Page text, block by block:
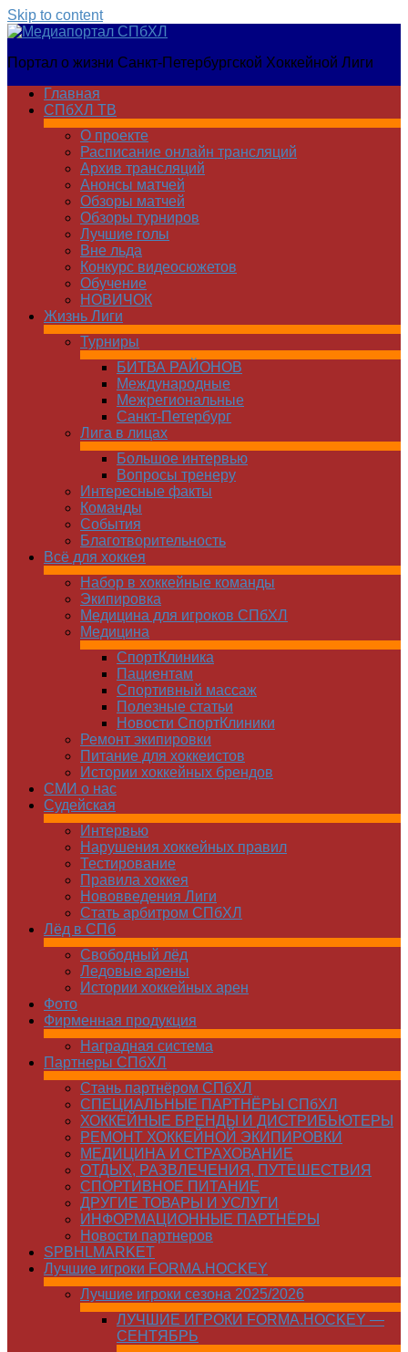
Skip to content
Медиапортал
Портал о жизни Санкт-Петербургской Хоккейной Лиги
Главная
СПбХЛ ТВ
О проекте
Расписание онлайн трансляций
Архив трансляций
Анонсы матчей
Обзоры матчей
Обзоры турниров
Лучшие голы
Вне льда
Конкурс видеосюжетов
Обучение
НОВИЧОК
Жизнь Лиги
Турниры
БИТВА РАЙОНОВ
Международные
Межрегиональные
Санкт-Петербург
Лига в лицах
Большое интервью
Вопросы тренеру
Интересные факты
Команды
Cобытия
Благотворительность
Всё для хоккея
Набор в хоккейные команды
Экипировка
Медицина для игроков СПбХЛ
Медицина
СпортКлиника
Пациентам
Спортивный массаж
Полезные статьи
Новости СпортКлиники
Ремонт экипировки
Питание для хоккеистов
Истории хоккейных брендов
СМИ о нас
Судейская
Интервью
Нарушения хоккейных правил
Тестирование
Правила хоккея
Нововведения Лиги
Стать арбитром СПбХЛ
Лёд в СПб
Свободный лёд
Ледовые арены
Истории хоккейных арен
Фото
Фирменная продукция
Наградная система
Партнеры СПбХЛ
Стань партнёром СПбХЛ
СПЕЦИАЛЬНЫЕ ПАРТНЁРЫ СПбХЛ
ХОККЕЙНЫЕ БРЕНДЫ И ДИСТРИБЬЮТЕРЫ
РЕМОНТ ХОККЕЙНОЙ ЭКИПИРОВКИ
МЕДИЦИНА И СТРАХОВАНИЕ
ОТДЫХ, РАЗВЛЕЧЕНИЯ, ПУТЕШЕСТВИЯ
СПОРТИВНОЕ ПИТАНИЕ
ДРУГИЕ ТОВАРЫ И УСЛУГИ
ИНФОРМАЦИОННЫЕ ПАРТНЁРЫ
Новости партнеров
SPBHLMARKET
Лучшие игроки FORMA.HOCKEY
Лучшие игроки сезона 2025/2026
ЛУЧШИЕ ИГРОКИ FORMA.HOCKEY —
СЕНТЯБРЬ